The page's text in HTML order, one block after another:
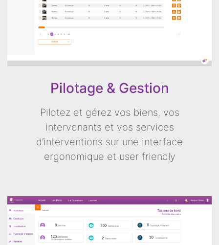
Pilotage & Gestion
Pilotez et gérez vos biens, vos
intervenants et vos services
d’interventions sur une interface
ergonomique et user friendly